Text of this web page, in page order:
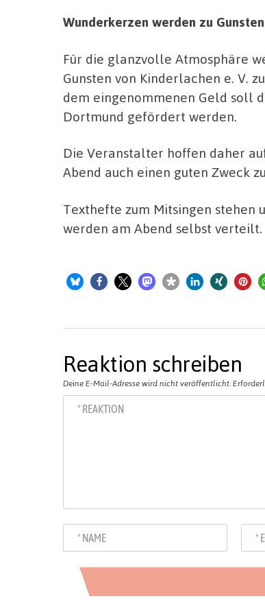
Wunderkerzen werden zu
Für die glanzvolle Atmosphäre
Gunsten von Kinderlachen e. V.
dem eingenommenen Geld soll
Dortmund gefördert werden.
Die Veranstalter hoffen daher
Abend auch einen guten Zweck
Texthefte zum Mitsingen stehen
werden am Abend selbst verteilt.
Reaktion schreiben
Deine E-Mail-Adresse wird nicht veröffentlicht.